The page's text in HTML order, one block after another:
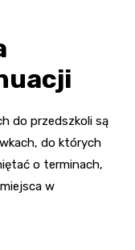
do przedszkoli są
do których
o terminach,
w